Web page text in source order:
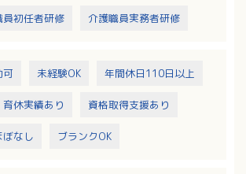
員初任者研修 介護職員実務者研修
可 未経験OK 年間休日110日以上
育休実績あり 資格取得支援あり
なし ブランクOK